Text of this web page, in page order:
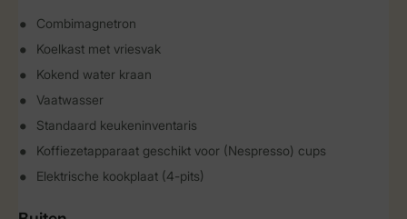
Combimagnetron
Koelkast met vriesvak
Kokend water kraan
Vaatwasser
Standaard keukeninventaris
Koffiezetapparaat geschikt voor (Nespresso) cups
Elektrische kookplaat (4-pits)